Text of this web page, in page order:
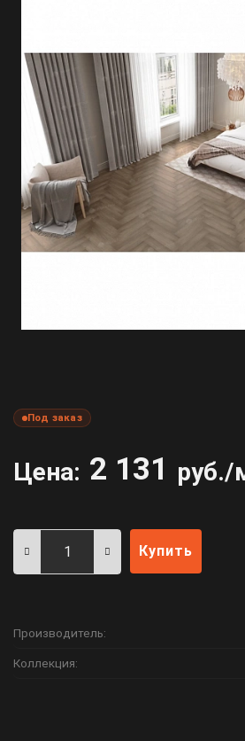
Под заказ
Цена: 2 131 руб./
Купить
Производитель:
Коллекция: